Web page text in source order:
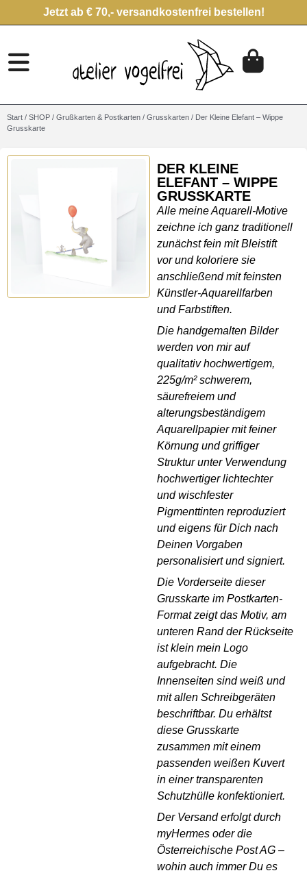
Jetzt ab € 70,- versandkostenfrei bestellen!
Start / SHOP / Grußkarten & Postkarten / Grusskarten / Der Kleine Elefant – Wippe
Grusskarte
DER KLEINE
ELEFANT – WIPPE
GRUSSKARTE
Alle meine Aquarell-Motive
zeichne ich ganz traditionell
zunächst fein mit Bleistift
vor und koloriere sie
anschließend mit feinsten
Künstler-Aquarellfarben
und Farbstiften.
Die handgemalten Bilder
werden von mir auf
qualitativ hochwertigem,
225g/m² schwerem,
säurefreiem und
alterungsbeständigem
Aquarellpapier mit feiner
Körnung und griffiger
Struktur unter Verwendung
hochwertiger lichtechter
und wischfester
Pigmenttinten reproduziert
und eigens für Dich nach
Deinen Vorgaben
personalisiert und signiert.
Die Vorderseite dieser
Grusskarte im Postkarten-
Format zeigt das Motiv, am
unteren Rand der Rückseite
ist klein mein Logo
aufgebracht. Die
Innenseiten sind weiß und
mit allen Schreibgeräten
beschriftbar. Du erhältst
diese Grusskarte
zusammen mit einem
passenden weißen Kuvert
in einer transparenten
Schutzhülle konfektioniert.
Der Versand erfolgt durch
myHermes oder die
Österreichische Post AG –
wohin auch immer Du es